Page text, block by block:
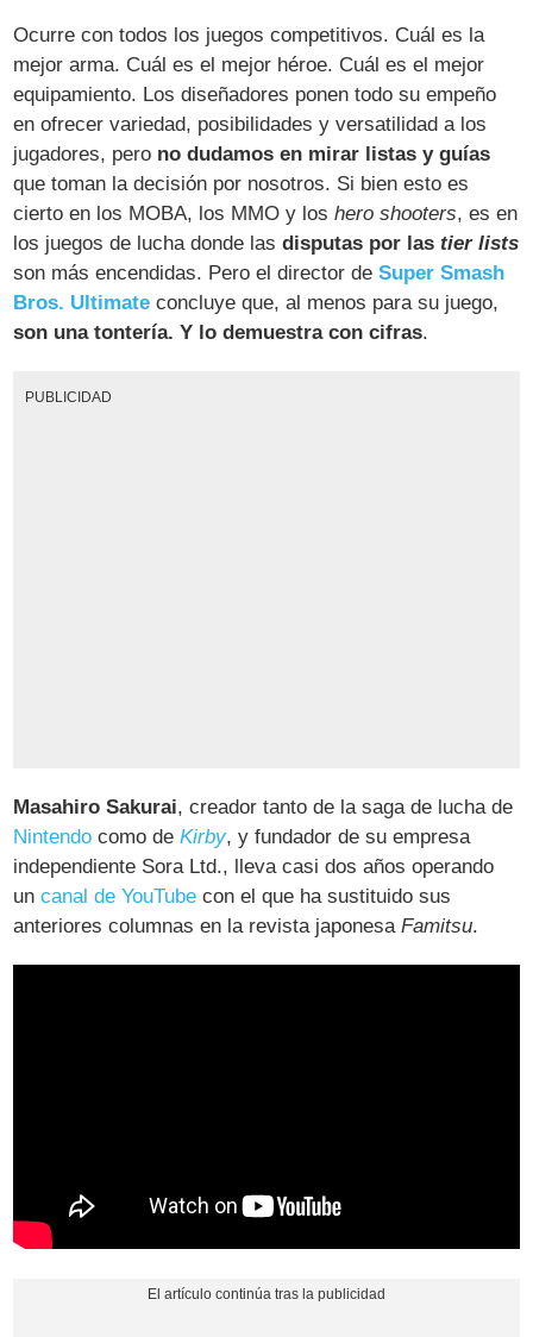
Ocurre con todos los juegos competitivos. Cuál es la
mejor arma. Cuál es el mejor héroe. Cuál es el mejor
equipamiento. Los diseñadores ponen todo su empeño
en ofrecer variedad, posibilidades y versatilidad a los
jugadores, pero no dudamos en mirar listas y guías
que toman la decisión por nosotros. Si bien esto es
cierto en los MOBA, los MMO y loshero shooters, es en
los juegos de lucha donde lasdisputas por lastier lists
son más encendidas. Pero el director deSuper Smash
Bros. Ultimate concluye que, al menos para su juego,
son una tontería. Y lo demuestra con cifras.
PUBLICIDAD
Masahiro Sakurai, creador tanto de la saga de lucha de
Nintendo como deKirby, y fundador de su empresa
independiente Sora Ltd., lleva casi dos años operando
uncanal de YouTube con el que ha sustituido sus
anteriores columnas en la revista japonesaFamitsu.